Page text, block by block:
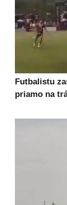
Futbalistu
priamo na